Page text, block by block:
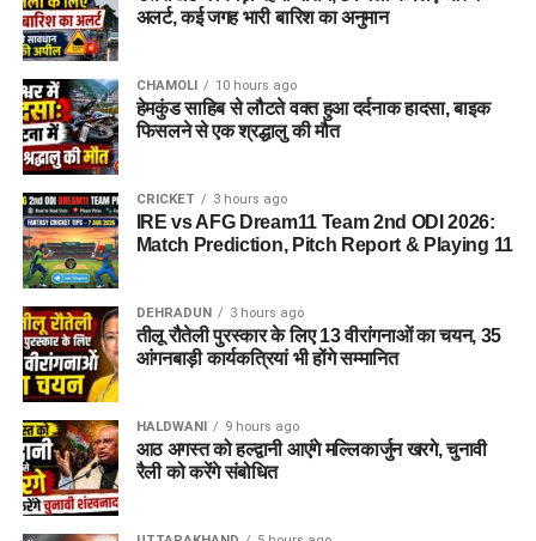
अलर्ट, कई जगह भारी बारिश का अनुमान
CHAMOLI 10 hours ago
हेमकुंड साहिब से लौटते वक्त हुआ दर्दनाक हादसा, बाइक
फिसलने से एक श्रद्धालु की मौत
CRICKET 3 hours ago
IRE vs AFG Dream11 Team 2nd ODI 2026:
Match Prediction, Pitch Report & Playing 11
DEHRADUN 3 hours ago
तीलू रौतेली पुरस्कार के लिए 13 वीरांगनाओं का चयन, 35
आंगनबाड़ी कार्यकत्रियां भी होंगे सम्मानित
HALDWANI 9 hours ago
आठ अगस्त को हल्द्वानी आएंगे मल्लिकार्जुन खरगे, चुनावी
रैली को करेंगे संबोधित